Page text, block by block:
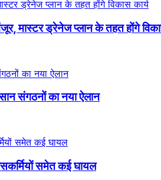
मास्टर ड्रेनेज प्लान के तहत होंगे
संगठनों का नया ऐलान
समेत कई घायल